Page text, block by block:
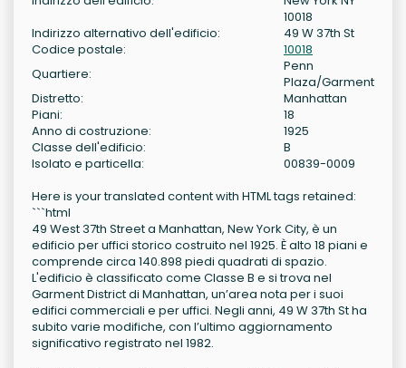
10018
Indirizzo alternativo dell'edificio:
49 W 37th St
Codice postale:
10018
Quartiere:
Penn
Plaza/Garment
Distretto:
Manhattan
Piani:
18
Anno di costruzione:
1925
Classe dell'edificio:
B
Isolato e particella:
00839-0009
Here is your translated content with HTML tags retained:
```html
49 West 37th Street a Manhattan, New York City, è un
edificio per uffici storico costruito nel 1925. È alto 18 piani e
comprende circa 140.898 piedi quadrati di spazio.
L'edificio è classificato come Classe B e si trova nel
Garment District di Manhattan, un’area nota per i suoi
edifici commerciali e per uffici. Negli anni, 49 W 37th St ha
subito varie modifiche, con l’ultimo aggiornamento
significativo registrato nel 1982.